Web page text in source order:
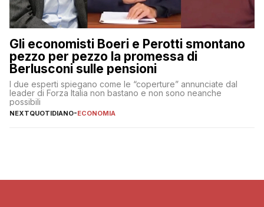
Gli economisti Boeri e Perotti smontano
pezzo per pezzo la promessa di
Berlusconi sulle pensioni
I due esperti spiegano come le “coperture” annunciate dal
leader di Forza Italia non bastano e non sono neanche
possibili
NEXTQUOTIDIANO-ECONOMIA